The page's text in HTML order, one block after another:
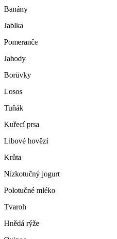
Banány
Jablka
Pomeranče
Jahody
Borůvky
Losos
Tuňák
Kuřecí prsa
Libové hovězí
Krůta
Nízkotučný jogurt
Polotučné mléko
Tvaroh
Hnědá rýže